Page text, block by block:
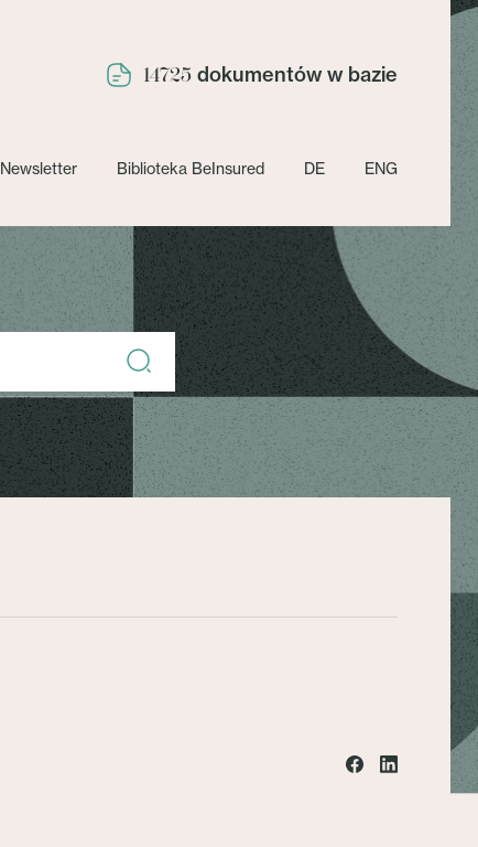
14725 dokumentów w bazie
Newsletter Biblioteka BeInsured DE ENG